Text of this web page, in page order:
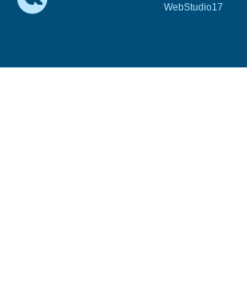
WebStudio17